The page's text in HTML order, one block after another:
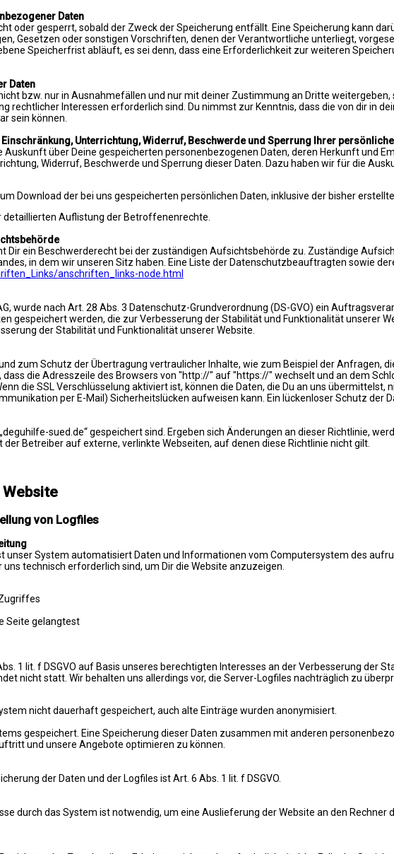
Daten
oder gesperrt, sobald der Zweck der Speicherung entfällt. Eine Speicherung kann
Gesetzen oder sonstigen Vorschriften, denen der Verantwortliche unterliegt,
Speicherfrist abläuft, es sei denn, dass eine Erforderlichkeit zur weiteren
Daten
bzw. nur in Ausnahmefällen und nur mit deiner Zustimmung an Dritte
rechtlicher Interessen erforderlich sind. Du nimmst zur Kenntnis, dass die von dir in
sein können.
Unterrichtung, Widerruf, Beschwerde und Sperrung Ihrer
über Deine gespeicherten personenbezogenen Daten, deren Herkunft und
Widerruf, Beschwerde und Sperrung dieser Daten. Dazu haben wir für die
Download der bei uns gespeicherten persönlichen Daten, inklusive der bisher
detaillierten Auflistung der Betroffenenrechte.
Dir ein Beschwerderecht bei der zuständigen Aufsichtsbehörde zu. Zuständige
in dem wir unseren Sitz haben. Eine Liste der Datenschutzbeauftragten sowie
anschriften_links-node.html
wurde nach Art. 28 Abs. 3 Datenschutz-Grundverordnung (DS-GVO) ein
gespeichert werden, die zur Verbesserung der Stabilität und Funktionalität unserer
der Stabilität und Funktionalität unserer Website.
zum Schutz der Übertragung vertraulicher Inhalte, wie zum Beispiel der Anfragen,
die Adresszeile des Browsers von "http://" auf "https://" wechselt und an dem
die SSL Verschlüsselung aktiviert ist, können die Daten, die Du an uns
per E-Mail) Sicherheitslücken aufweisen kann. Ein lückenloser Schutz der
sued.de“ gespeichert sind. Ergeben sich Änderungen an dieser Richtlinie,
Betreiber auf externe, verlinkte Webseiten, auf denen diese Richtlinie nicht gilt.
von Logfiles
System automatisiert Daten und Informationen vom Computersystem des
technisch erforderlich sind, um Dir die Website anzuzeigen.
Seite gelangtest
1 lit. f DSGVO auf Basis unseres berechtigten Interesses an der Verbesserung der
nicht statt. Wir behalten uns allerdings vor, die Server-Logfiles nachträglich zu
nicht dauerhaft gespeichert, auch alte Einträge wurden anonymisiert.
gespeichert. Eine Speicherung dieser Daten zusammen mit anderen
und unsere Angebote optimieren zu können.
der Daten und der Logfiles ist Art. 6 Abs. 1 lit. f DSGVO.
durch das System ist notwendig, um eine Auslieferung der Website an den